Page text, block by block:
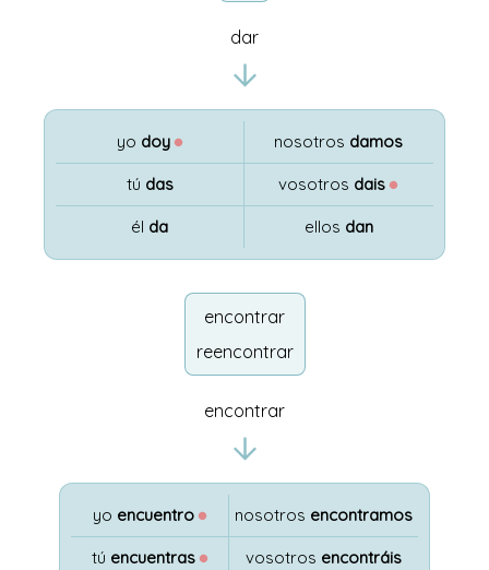
dar
yo doy ●
tú das
él da
nosotros damos
vosotros dais ●
ellos dan
encontrar
reencontrar
encontrar
yo encuentro ●
tú encuentras ●
nosotros encontramos
vosotros encontráis